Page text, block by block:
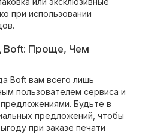
при использовании
Boft: Проще, Чем
Boft вам всего лишь
пользователем сервиса и
Будьте в
предложений, чтобы
при заказе печати